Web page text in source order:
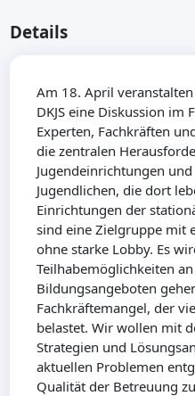
Details
Am 18. April
DKJS eine Diskussion
Experten, Fachkräften
die zentralen
Jugendeinrichtungen
Jugendlichen, die dort
Einrichtungen der
sind eine Zielgruppe mit
ohne starke Lobby. Es
Teilhabemöglichkeiten
Bildungsangeboten
Fachkräftemangel, der
belastet. Wir wollen mit
Strategien und
aktuellen Problemen
Qualität der Betreuung